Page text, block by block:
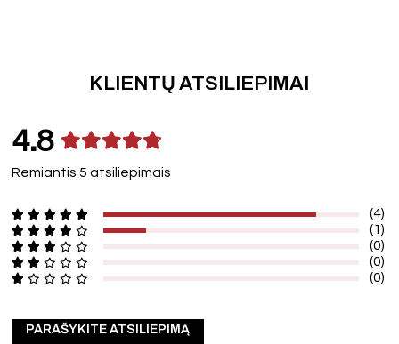
KLIENTŲ ATSILIEPIMAI
4.8
Remiantis 5 atsiliepimais
(4)
(1)
(0)
(0)
(0)
PARAŠYKITE ATSILIEPIMĄ